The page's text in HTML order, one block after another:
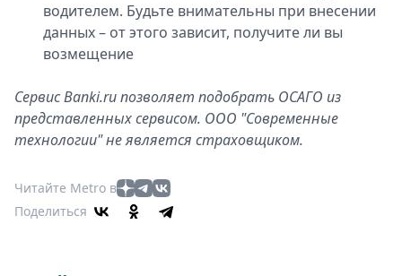
водителем. Будьте внимательны при внесении
данных – от этого зависит, получите ли вы
возмещение
Сервис Banki.ru позволяет подобрать ОСАГО из
представленных сервисом. ООО "Современные
технологии" не является страховщиком.
Читайте Metro в
Поделиться